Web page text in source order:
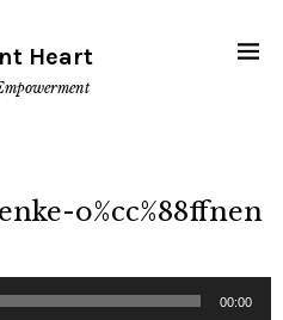
Heart
o%cc%88ffnen
00:00